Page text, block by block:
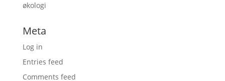
økologi
Meta
Log in
Entries feed
Comments feed